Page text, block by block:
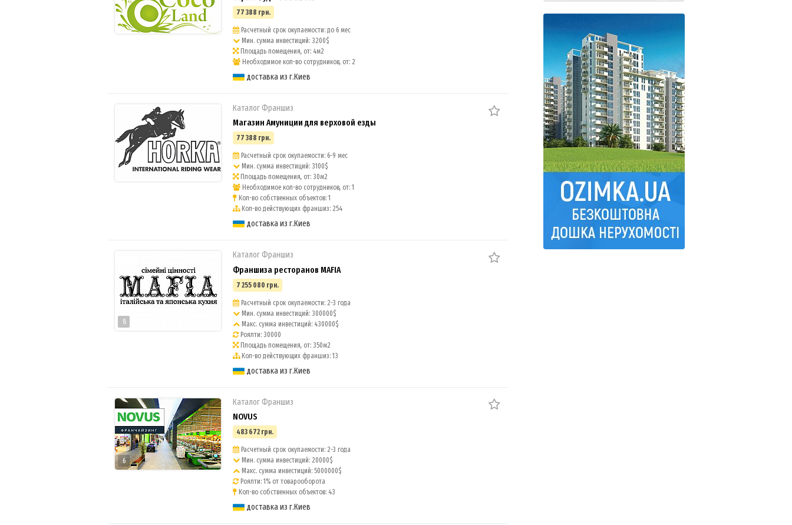
77 388 грн.
Расчетный срок окупаемости: до 6 мес
Мин. сумма инвестиций: 3200$
Площадь помещения, от: 4м2
Необходимое кол-во сотрудников, от: 2
доставка из г.Киев
Каталог Франшиз
Магазин Амуниции для верховой езды
77 388 грн.
Расчетный срок окупаемости: 6-9 мес
Мин. сумма инвестиций: 3100$
Площадь помещения, от: 30м2
Необходимое кол-во сотрудников, от: 1
Кол-во собственных объектов: 1
Кол-во действующих франшиз: 254
доставка из г.Киев
8
Каталог Франшиз
Франшиза ресторанов MAFIA
7 255 080 грн.
Расчетный срок окупаемости: 2-3 года
Мин. сумма инвестиций: 300000$
Макс. сумма инвестиций: 430000$
Роялти: 30000
Площадь помещения, от: 350м2
Кол-во действующих франшиз: 13
доставка из г.Киев
6
Каталог Франшиз
NOVUS
483 672 грн.
Расчетный срок окупаемости: 2-3 года
Мин. сумма инвестиций: 20000$
Макс. сумма инвестиций: 5000000$
Роялти: 1% от товарооборота
Кол-во собственных объектов: 43
доставка из г.Киев